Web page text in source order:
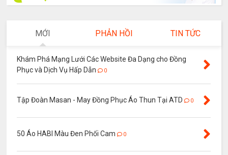
MỚI PHẢN HỒI TIN TỨC
Khám Phá Mạng Lưới Các Website Đa Dạng cho Đồng
Phục và Dịch Vụ Hấp Dẫn
0
Tập Đoàn Masan - May Đồng Phục Áo Thun Tại ATD 0
50 Áo HABI Màu Đen Phối Cam 0